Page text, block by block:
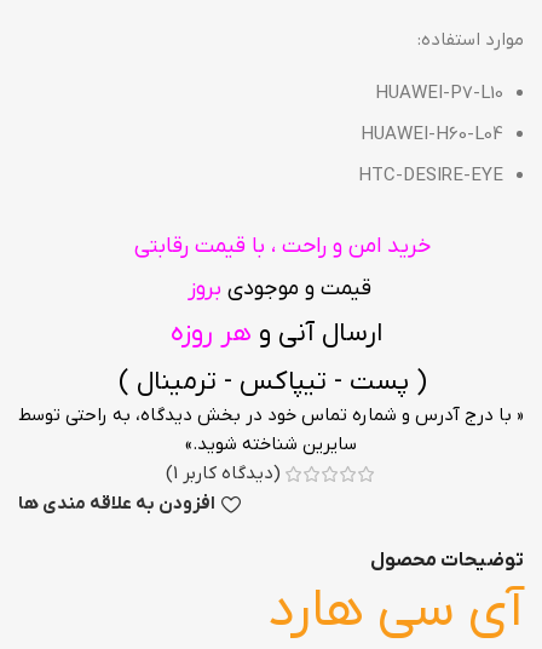
موارد استفاده:
HUAWEI-P7-L10
HUAWEI-H60-L04
HTC-DESIRE-EYE
خرید امن و راحت ، با قیمت رقابتی
قیمت و موجودی بروز
ارسال آنی و هر روزه
( پست - تیپاکس - ترمینال )
« با درج آدرس و شماره تماس خود در بخش دیدگاه، به راحتی توسط
سایرین شناخته شوید.»
(دیدگاه کاربر 1
)
افزودن به علاقه مندی ها
توضیحات محصول
آی سی هارد